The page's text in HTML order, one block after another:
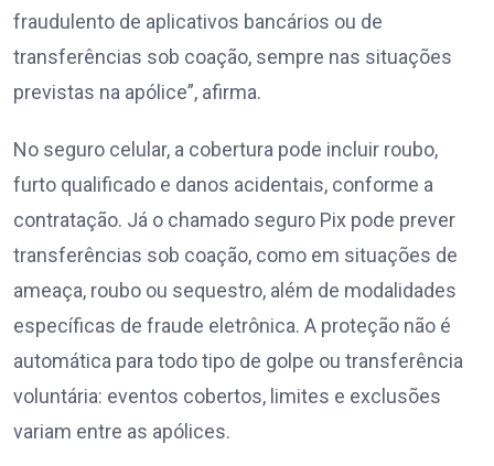
fraudulento de aplicativos bancários ou de
transferências sob coação, sempre nas situações
previstas na apólice”, afirma.
No seguro celular, a cobertura pode incluir roubo,
furto qualificado e danos acidentais, conforme a
contratação. Já o chamado seguro Pix pode prever
transferências sob coação, como em situações de
ameaça, roubo ou sequestro, além de modalidades
específicas de fraude eletrônica. A proteção não é
automática para todo tipo de golpe ou transferência
voluntária: eventos cobertos, limites e exclusões
variam entre as apólices.